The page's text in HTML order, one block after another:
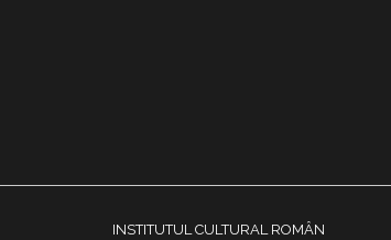
INSTITUTUL CULTURAL ROMÂN